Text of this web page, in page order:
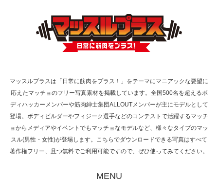
NHK「所さん！事件ですよ」に取材されまし
た（6/8放送）
が出演
マッスルプラスは「日常に筋肉をプラス！」をテーマにマニアックな要望に
応えたマッチョのフリー写真素材を掲載しています。全国500名を超えるボ
ディハッカーメンバーや筋肉紳士集団ALLOUTメンバーが主にモデルとして
登場。ボディビルダーやフィジーク選手などのコンテストで活躍するマッチ
ョからメディアやイベントでもマッチョなモデルなど、様々なタイプのマッ
スル(男性・女性)が登場します。こちらでダウンロードできる写真はすべて
著作権フリー、且つ無料でご利用可能ですので、ぜひ使ってみてください。
MENU